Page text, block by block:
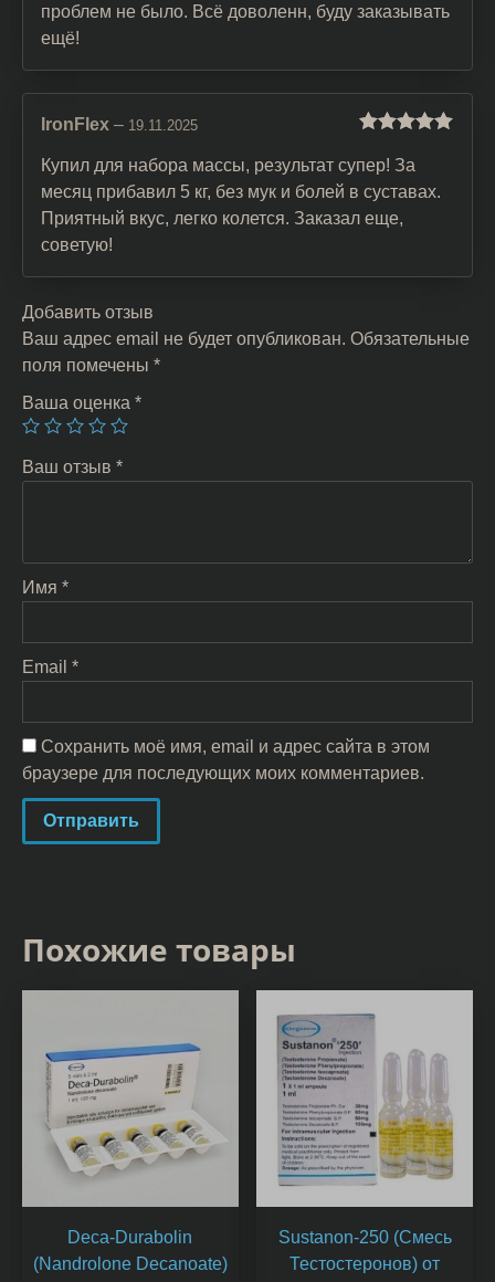
проблем не было. Всё доволенн, буду заказывать
ещё!
5
IronFlex – 19.11.2025
Купил для набора массы, результат супер! За
месяц прибавил 5 кг, без мук и болей в суставах.
Приятный вкус, легко колется. Заказал еще,
советую!
Добавить отзыв
Ваш адрес email не будет опубликован. Обязательные
поля помечены *
Ваша оценка *
Ваш отзыв *
Имя *
Email *
Сохранить моё имя, email и адрес сайта в этом
браузере для последующих моих комментариев.
Похожие товары
Deca-Durabolin
(Nandrolone Decanoate)
Sustanon-250 (Смесь
Тестостеронов) от